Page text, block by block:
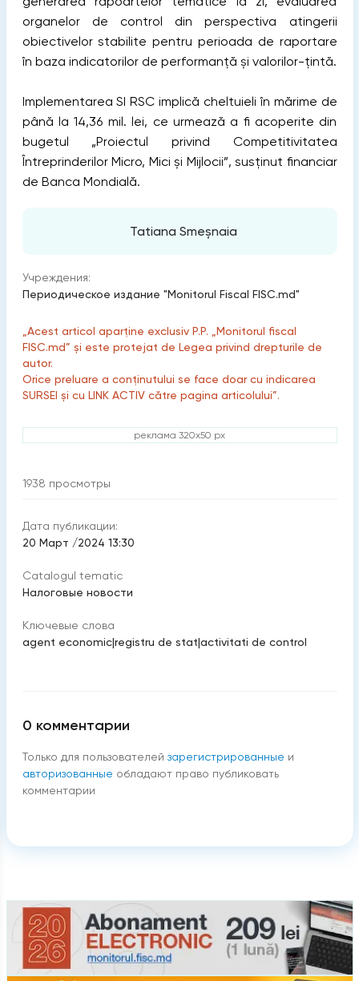
organelor de control din perspectiva atingerii
obiectivelor stabilite pentru perioada de raportare
în baza indicatorilor de performanță și valorilor-țintă.
Implementarea SI RSC implică cheltuieli în mărime de
până la 14,36 mil. lei, ce urmează a fi acoperite din
bugetul „Proiectul privind Competitivitatea
Întreprinderilor Micro, Mici și Mijlocii”, susținut financiar
de Banca Mondială.
Tatiana Smeșnaia
Учреждения:
Периодическое издание "Monitorul Fiscal FISC.md"
„Acest articol aparține exclusiv P.P. „Monitorul fiscal
FISC.md” și este protejat de Legea privind drepturile de
autor.
Orice preluare a conținutului se face doar cu indicarea
SURSEI și cu LINK ACTIV către pagina articolului”.
реклама 320x50 px
1938 просмотры
Дата публикации:
20 Март /2024 13:30
Catalogul tematic
Налоговые новости
Ключевые слова
agent economic|registru de stat|activitati de control
0 комментарии
Только для пользователей зарегистрированные и
авторизованные обладают право публиковать
комментарии